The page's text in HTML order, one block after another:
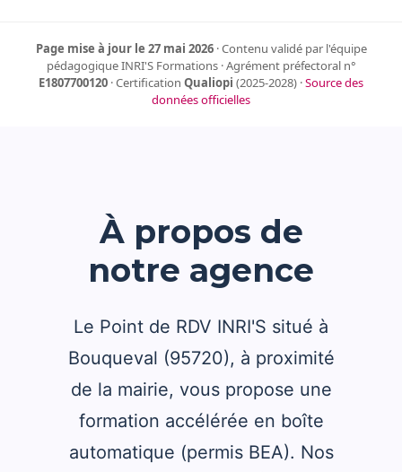
Page mise à jour le 27 mai 2026· Contenu validé par l'équipe
pédagogique INRI'S Formations · Agrément préfectoral n°
E1807700120 · Certification Qualiopi (2025-2028) ·Source des
données officielles
À propos de
notre agence
Le Point de RDV INRI'S situé à
Bouqueval (95720), à proximité
de la mairie, vous propose une
formation accélérée en boîte
automatique (permis BEA). Nos